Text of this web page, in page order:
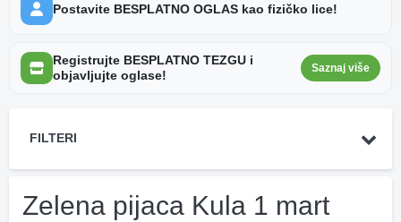
Postavite BESPLATNO OGLAS kao fizičko lice!
Registrujte BESPLATNO TEZGU i
objavljujte oglase!
Saznaj više
FILTERI
Zelena pijaca Kula 1 mart